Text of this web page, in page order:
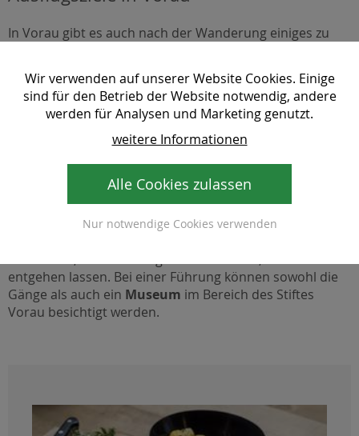
In Vorau gibt es auch nach der Wanderung einiges zu
Kindern. Das Bauwerk alleine begeistert schon, dazu
kommen die herrlichen Fresken des StiftmalersJohann
C. Hackhofer.
Im nebenan gelegenenFreilichtmuseum
Gebäudeaus vergangener Zeit entdecken und
bestaunen. Oft ist auch die originale Einrichtung noch
Abenteurer dürfen sich in Vorau dieunterirdischen
Lochsteine, die in der Region vorkommen, nicht
entgehen lassen. Bei einer Führung können sowohl die
Gänge als auch ein Museum im Bereich des Stiftes
Vorau besichtigt werden.
Wir verwenden auf unserer Website Cookies. Einige
sind für den Betrieb der Website notwendig, andere
werden für Analysen und Marketing genutzt.
weitere Informationen
Alle Cookies zulassen
Nur notwendige Cookies verwenden